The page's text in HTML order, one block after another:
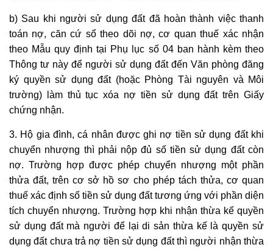
b) Sau khi người sử dụng đất đã hoàn thành việc thanh
toán nợ, căn cứ sổ theo dõi nợ, cơ quan thuế xác nhận
theo Mẫu quy định tại Phụ lục số 04 ban hành kèm theo
Thông tư này để người sử dụng đất đến Văn phòng đăng
ký quyền sử dụng đất(hoặc Phòng Tài nguyên và Môi
trường) làm thủ tục xóa nợ tiền sử dụng đất trên Giấy
chứng nhận.
3. Hộ gia đình, cá nhân được ghi nợ tiền sử dụng đất khi
chuyển nhượng thì phải nộp đủ số tiền sử dụng đất còn
nợ. Trường hợp được phép chuyển nhượng một phần
thửa đất, trên cơ sở hồ sơ cho phép tách thửa, cơ quan
thuế xác định số tiền sử dụng đất tương ứng với phần diện
tích chuyển nhượng. Trường hợp khi nhận thừa kế quyền
sử dụng đất mà người để lại di sản thừa kế làquyền sử
dụng đấtchưa trả nợ tiền sử dụng đất thì người nhận thừa